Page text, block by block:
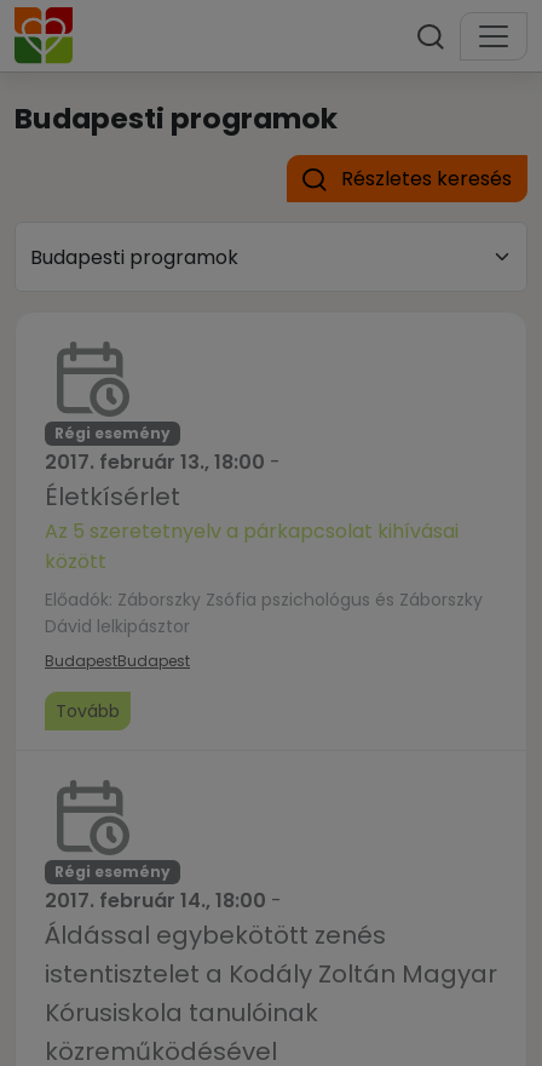
Budapesti programok
Részletes keresés
Régi esemény
2017. február 13., 18:00 -
Életkísérlet
Az 5 szeretetnyelv a párkapcsolat kihívásai
között
Előadók: Záborszky Zsófia pszichológus és Záborszky
Dávid lelkipásztor
BudapestBudapest
Tovább
Régi esemény
2017. február 14., 18:00 -
Áldással egybekötött zenés
istentisztelet a Kodály Zoltán Magyar
Kórusiskola tanulóinak
közreműködésével